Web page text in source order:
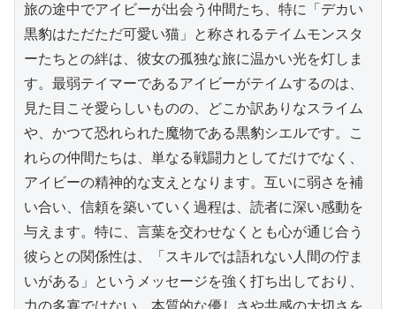
旅の途中でアイビーが出会う仲間たち、特に「デカい
黒豹はただただ可愛い猫」と称されるテイムモンスタ
ーたちとの絆は、彼女の孤独な旅に温かい光を灯しま
す。最弱テイマーであるアイビーがテイムするのは、
見た目こそ愛らしいものの、どこか訳ありなスライム
や、かつて恐れられた魔物である黒豹シエルです。こ
れらの仲間たちは、単なる戦闘力としてだけでなく、
アイビーの精神的な支えとなります。互いに弱さを補
い合い、信頼を築いていく過程は、読者に深い感動を
与えます。特に、言葉を交わせなくとも心が通じ合う
彼らとの関係性は、「スキルでは語れない人間の佇ま
いがある」というメッセージを強く打ち出しており、